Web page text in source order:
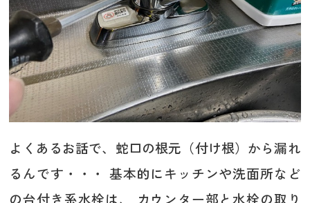
よくあるお話で、蛇口の根元（付け根）から漏れ
るんです・・・ 基本的にキッチンや洗面所など
の台付き系水栓は、 カウンター部と水栓の取り